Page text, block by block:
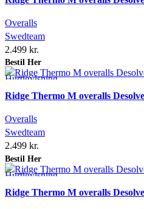
Overalls
Swedteam
2.499 kr.
Bestil Her
Hurtigvisning
Tilføj ønskeliste
Ridge Thermo M overalls
Overalls
Swedteam
2.499 kr.
Bestil Her
Hurtigvisning
Tilføj ønskeliste
Ridge Thermo M overalls